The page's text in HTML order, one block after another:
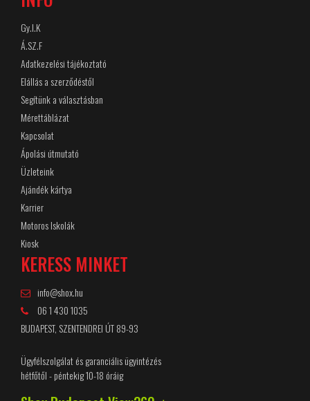
Gy.I.K
Á.SZ.F
Adatkezelési tájékoztató
Elállás a szerződéstől
Segítünk a választásban
Mérettáblázat
Kapcsolat
Ápolási útmutató
Üzleteink
Ajándék kártya
Karrier
Motoros Iskolák
Kiosk
KERESS MINKET
info@shox.hu
06 1 430 1035
BUDAPEST, SZENTENDREI ÚT 89-93
Ügyfélszolgálat és garanciális ügyintézés
hétfőtől - péntekig 10-18 óráig